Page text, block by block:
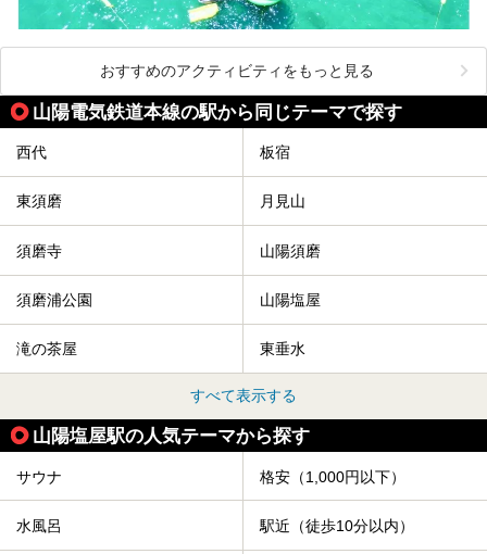
おすすめのアクティビティをもっと見る
山陽電気鉄道本線の駅から同じテーマで探す
西代 板宿
東須磨 月見山
須磨寺 山陽須磨
須磨浦公園 山陽塩屋
滝の茶屋 東垂水
すべて表示する
山陽塩屋駅の人気テーマから探す
サウナ 格安（1,000円以下）
水風呂 駅近（徒歩10分以内）